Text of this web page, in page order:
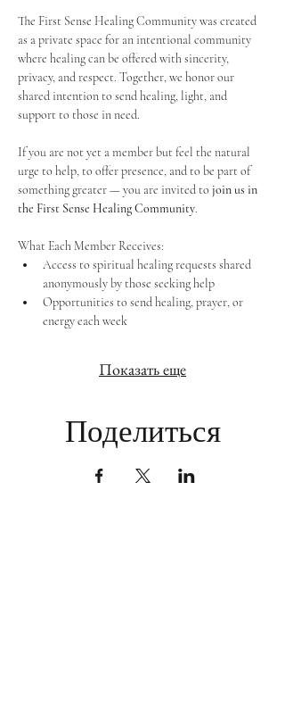
The First Sense Healing Community was created
as a private space for an intentional community
where healing can be offered with sincerity,
privacy, and respect. Together, we honor our
shared intention to send healing, light, and
support to those in need.
If you are not yet a member but feel the natural
urge to help, to offer presence, and to be part of
something greater — you are invited to join us in
the First Sense Healing Community.
What Each Member Receives:
Access to spiritual healing requests shared
anonymously by those seeking help
Opportunities to send healing, prayer, or
energy each week
Показать еще
Поделиться